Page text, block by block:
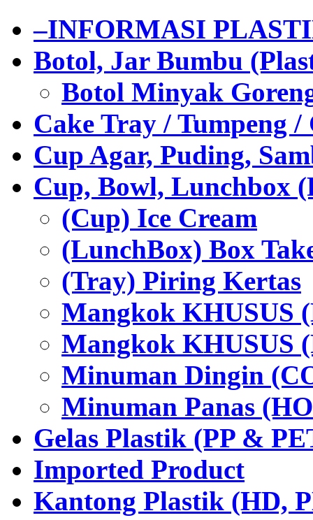
–INFORMASI
Botol, Jar Bumbu
Botol Minyak
Cake Tray / Tumpeng /
Cup Agar, Puding,
Cup, Bowl, Lunchbox
(Cup) Ice Cream
(LunchBox) Box
(Tray) Piring Kertas
Mangkok KHUSUS
Mangkok KHUSUS
Minuman Dingin
Minuman Panas
Gelas Plastik (PP &
Imported Product
Kantong Plastik (HD,